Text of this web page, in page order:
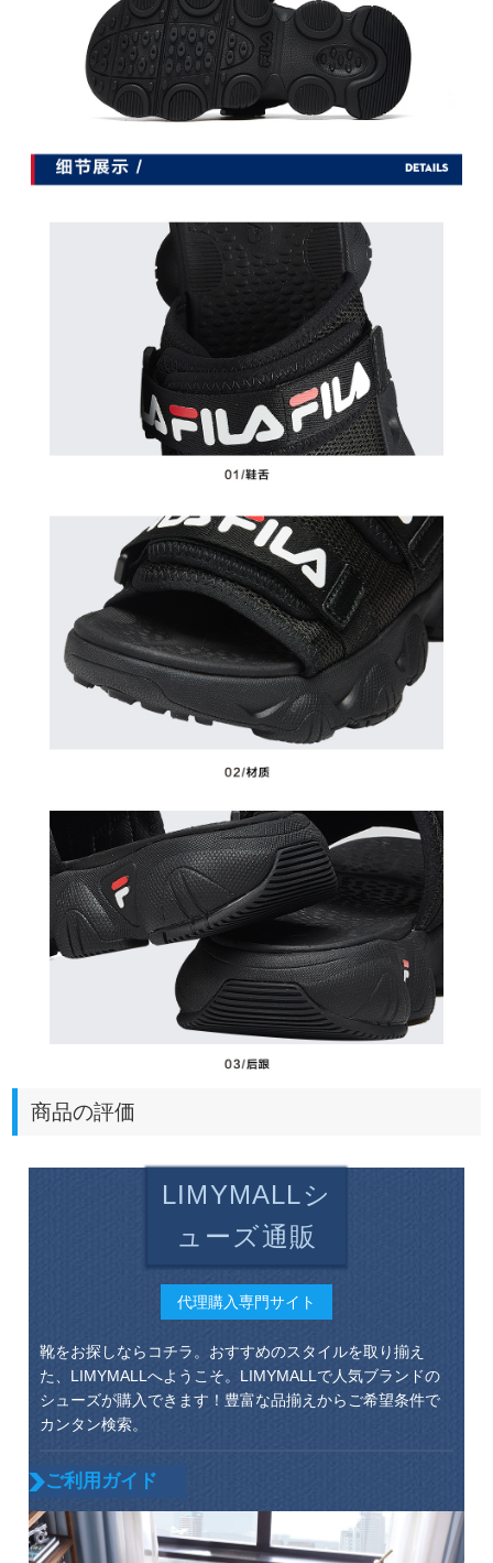
商品の評価
LIMYMALLシ
ューズ通販
代理購入専門サイト
靴をお探しならコチラ。おすすめのスタイルを取り揃え
た、LIMYMALLへようこそ。LIMYMALLで人気ブランドの
シューズが購入できます！豊富な品揃えからご希望条件で
カンタン検索。
ご利用ガイド